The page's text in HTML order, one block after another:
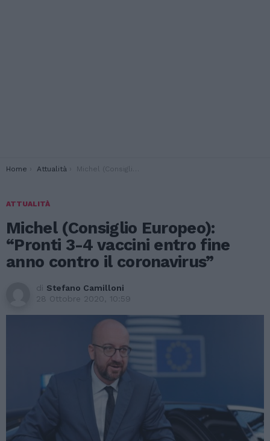
You are here:
Home Attualità Michel (Consiglio Europeo): “Pronti 3-4 vaccini entro fine anno contro il coronavirus”
ATTUALITÀ
Michel (Consiglio Europeo):
“Pronti 3-4 vaccini entro fine
anno contro il coronavirus”
di Stefano Camilloni
28 Ottobre 2020, 10:59